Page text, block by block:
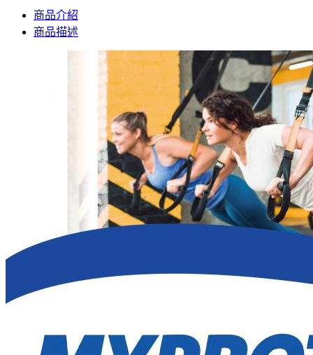
商品介紹
商品描述